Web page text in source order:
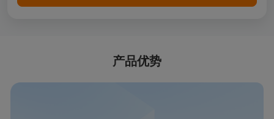
产品优势